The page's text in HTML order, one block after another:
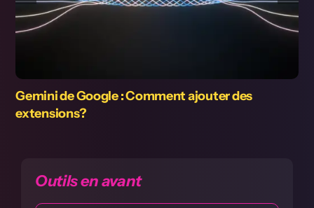
Le kit de développement de Nvidia à 249 $
promet une petite puissance d’IA bon marché
Outils en avant